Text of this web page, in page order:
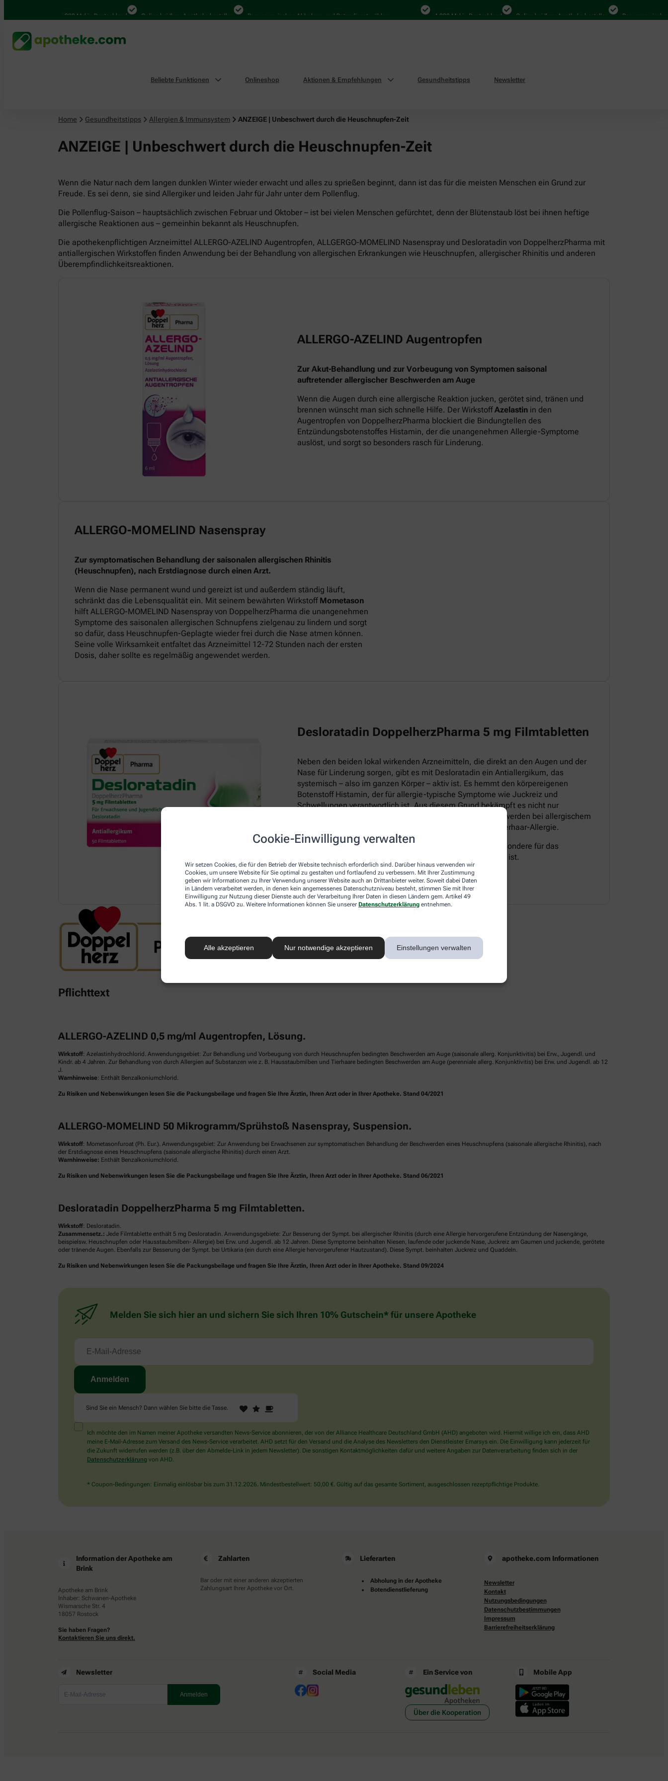
Cookie-Einwilligung verwalten
Wir setzen Cookies, die für den Betrieb der Website technisch erforderlich sind. Darüber hinaus verwenden wir
Cookies, um unsere Website für Sie optimal zu gestalten und fortlaufend zu verbessern. Mit Ihrer Zustimmung
geben wir Informationen zu Ihrer Verwendung unserer Website auch an Drittanbieter weiter. Soweit dabei Daten
in Ländern verarbeitet werden, in denen kein angemessenes Datenschutzniveau besteht, stimmen Sie mit Ihrer
Einwilligung zur Nutzung dieser Dienste auch der Verarbeitung Ihrer Daten in diesen Ländern gem. Artikel 49
Abs. 1 lit. a DSGVO zu. Weitere Informationen können Sie unserer Datenschutzerklärung entnehmen.
Alle akzeptieren Nur notwendige akzeptieren Einstellungen verwalten
4.000 Mal in Deutschland Online bei Ihrer Apotheke bestellen Bequem zwischen Abholung und Botendienst wählen 4.000 Mal in Deutschland Online bei Ihrer Apotheke bestellen Bequem zwischen
Beliebte Funktionen Onlineshop Aktionen & Empfehlungen Gesundheitstipps Newsletter
Home Gesundheitstipps Allergien & Immunsystem ANZEIGE | Unbeschwert durch die Heuschnupfen-Zeit
ANZEIGE | Unbeschwert durch die Heuschnupfen-Zeit
Wenn die Natur nach dem langen dunklen Winter wieder erwacht und alles zu sprießen beginnt, dann ist das für die meisten Menschen ein Grund zur
Freude. Es sei denn, sie sind Allergiker und leiden Jahr für Jahr unter dem Pollenflug.
Die Pollenflug-Saison – hauptsächlich zwischen Februar und Oktober – ist bei vielen Menschen gefürchtet, denn der Blütenstaub löst bei ihnen heftige
allergische Reaktionen aus – gemeinhin bekannt als Heuschnupfen.
Die apothekenpflichtigen Arzneimittel ALLERGO-AZELIND Augentropfen, ALLGERGO-MOMELIND Nasenspray und Desloratadin von DoppelherzPharma mit
antiallergischen Wirkstoffen finden Anwendung bei der Behandlung von allergischen Erkrankungen wie Heuschnupfen, allergischer Rhinitis und anderen
Überempfindlichkeitsreaktionen.
ALLERGO-AZELIND Augentropfen
Zur Akut-Behandlung und zur Vorbeugung von Symptomen saisonal
auftretender allergischer Beschwerden am Auge
Wenn die Augen durch eine allergische Reaktion jucken, gerötet sind, tränen und
brennen wünscht man sich schnelle Hilfe. Der WirkstoffAzelastin in den
Augentropfen von DoppelherzPharma blockiert die Bindungtellen des
Entzündungsbotenstoffes Histamin, der die unangenehmen Allergie-Symptome
auslöst, und sorgt so besonders rasch für Linderung.
ALLERGO-MOMELIND Nasenspray
Zur symptomatischen Behandlung der saisonalen allergischen Rhinitis
(Heuschnupfen), nach Erstdiagnose durch einen Arzt.
Wenn die Nase permanent wund und gereizt ist und außerdem ständig läuft,
schränkt das die Lebensqualität ein. Mit seinem bewährten Wirkstoff Mometason
hilft ALLERGO-MOMELIND Nasenspray von DoppelherzPharma die unangenehmen
Symptome des saisonalen allergischen Schnupfens zielgenau zu lindern und sorgt
so dafür, dass Heuschnupfen-Geplagte wieder frei durch die Nase atmen können.
Seine volle Wirksamkeit entfaltet das Arzneimittel 12-72 Stunden nach der ersten
Dosis, daher sollte es regelmäßig angewendet werden.
Desloratadin DoppelherzPharma 5 mg Filmtabletten
Neben den beiden lokal wirkenden Arzneimitteln, die direkt an den Augen und der
Nase für Linderung sorgen, gibt es mit Desloratadin ein Antiallergikum, das
systemisch – also im ganzen Körper – aktiv ist. Es hemmt den körpereigenen
Botenstoff Histamin, der für allergie-typische Symptome wie Juckreiz und
Schwellungen verantwortlich ist. Aus diesem Grund bekämpft es nicht nur
Heuschnupfen-Symptome, sondern lindert auch die Beschwerden bei allergischem
Hautausschlag (Urtikaria), und Hausstaubmilben- sowie Tierhaar-Allergie.
Gut zu wissen: Desloratadin macht nicht müde, was insbesondere für das
Berufsleben oder die Teilnahme am Straßenverkehr wichtig ist.
www.doppelherz.de
Pflichttext
ALLERGO-AZELIND 0,5 mg/ml Augentropfen, Lösung.
Wirkstoff: Azelastinhydrochlorid. Anwendungsgebiet: Zur Behandlung und Vorbeugung von durch Heuschnupfen bedingten Beschwerden am Auge (saisonale allerg. Konjunktivitis) bei Erw., Jugendl. und
Kindr. ab 4 Jahren. Zur Behandlung von durch Allergien auf Substanzen wie z. B. Hausstaubmilben und Tierhaare bedingten Beschwerden am Auge (perenniale allerg. Konjunktivitis) bei Erw. und Jugendl. ab 12
J.
Warnhinweise: Enthält Benzalkoniumchlorid.
Zu Risiken und Nebenwirkungen lesen Sie die Packungsbeilage und fragen Sie Ihre Ärztin, Ihren Arzt oder in Ihrer Apotheke. Stand 04/2021
ALLERGO-MOMELIND 50 Mikrogramm/Sprühstoß Nasenspray, Suspension.
Wirkstoff: Mometasonfuroat (Ph. Eur.). Anwendungsgebiet: Zur Anwendung bei Erwachsenen zur symptomatischen Behandlung der Beschwerden eines Heuschnupfens (saisonale allergische Rhinitis), nach
der Erstdiagnose eines Heuschnupfens (saisonale allergische Rhinitis) durch einen Arzt.
Warnhinweise: Enthält Benzalkoniumchlorid.
Zu Risiken und Nebenwirkungen lesen Sie die Packungsbeilage und fragen Sie Ihre Ärztin, Ihren Arzt oder in Ihrer Apotheke. Stand 06/2021
Desloratadin DoppelherzPharma 5 mg Filmtabletten.
Wirkstoff: Desloratadin.
Zusammensetz.: Jede Filmtablette enthält 5 mg Desloratadin. Anwendungsgebiete: Zur Besserung der Sympt. bei allergischer Rhinitis (durch eine Allergie hervorgerufene Entzündung der Nasengänge,
beispielsw. Heuschnupfen oder Hausstaubmilben- Allergie) bei Erw. und Jugendl. ab 12 Jahren. Diese Symptome beinhalten Niesen, laufende oder juckende Nase, Juckreiz am Gaumen und juckende, gerötete
oder tränende Augen. Ebenfalls zur Besserung der Sympt. bei Urtikaria (ein durch eine Allergie hervorgerufener Hautzustand). Diese Sympt. beinhalten Juckreiz und Quaddeln.
Zu Risiken und Nebenwirkungen lesen Sie die Packungsbeilage und fragen Sie Ihre Ärztin, Ihren Arzt oder in Ihrer Apotheke. Stand 09/2024
Melden Sie sich hier an und sichern Sie sich Ihren 10% Gutschein* für unsere Apotheke
Sind Sie ein Mensch? Dann wählen Sie bitte die Tasse
Sind
Sie
Mensch?
Dann
wählen
Tasse.
1 2
Ich möchte den im Namen meiner Apotheke versandten News-Service abonnieren, der von der Alliance Healthcare Deutschland GmbH (AHD) angeboten wird. Hiermit willige ich ein, dass AHD
meine E-Mail-Adresse zum Versand des News-Service verarbeitet. AHD setzt für den Versand und die Analyse des Newsletters den Dienstleister Emarsys ein. Die Einwilligung kann jederzeit für
die Zukunft widerrufen werden (z.B. über den Abmelde-Link in jedem Newsletter). Die sonstigen Kontaktmöglichkeiten dafür und weitere Angaben zur Datenverarbeitung finden sich in der
Datenschutzerklärung von AHD.
* Coupon-Bedingungen: Einmalig einlösbar bis zum 31.12.2026. Mindestbestellwert: 50,00 €. Gültig auf das gesamte Sortiment, ausgeschlossen rezeptpflichtige Produkte.
Information der Apotheke am
Brink
Apotheke am Brink
Inhaber: Schwanen-Apotheke
Wismarsche Str. 4
18057 Rostock
Sie haben Fragen?
Kontaktieren Sie uns direkt.
Zahlarten
Bar oder mit einer anderen akzeptierten
Zahlungsart Ihrer Apotheke vor Ort.
Lieferarten
Abholung in der Apotheke
Botendienstlieferung
apotheke.com Informationen
Newsletter
Kontakt
Nutzungsbedingungen
Datenschutzbestimmungen
Impressum
Barrierefreiheitserklärung
Newsletter Social Media Ein Service von
Über die Kooperation
Mobile App